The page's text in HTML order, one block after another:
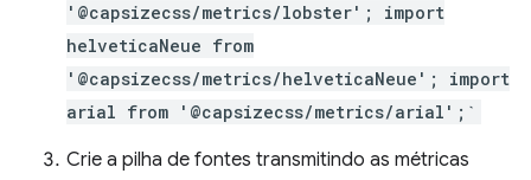
'@capsizecss/metrics/lobster'; import
helveticaNeue from
'@capsizecss/metrics/helveticaNeue'; import
arial from '@capsizecss/metrics/arial';`
Crie a pilha de fontes transmitindo as métricas